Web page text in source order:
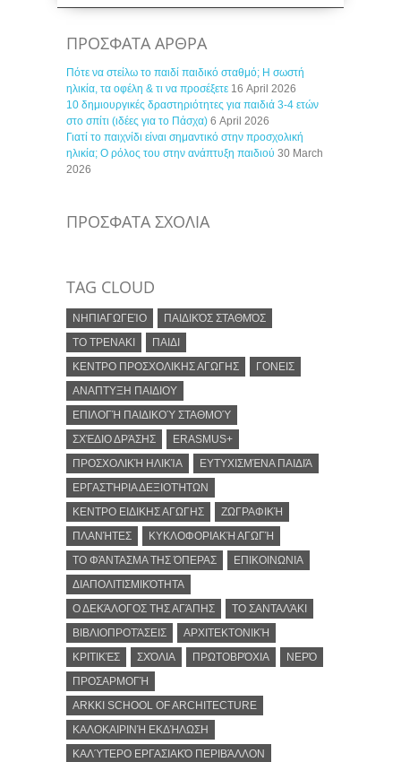
ΠΡΟΣΦΑΤΑ ΑΡΘΡΑ
Πότε να στείλω το παιδί παιδικό σταθμό; Η σωστή
ηλικία, τα οφέλη & τι να προσέξετε 16 April 2026
10 δημιουργικές δραστηριότητες για παιδιά 3-4 ετών
στο σπίτι (ιδέες για το Πάσχα) 6 April 2026
Γιατί το παιχνίδι είναι σημαντικό στην προσχολική
ηλικία; Ο ρόλος του στην ανάπτυξη παιδιού 30 March
2026
ΠΡΟΣΦΑΤΑ ΣΧΟΛΙΑ
TAG CLOUD
ΝΗΠΙΑΓΩΓΕΊΟ
ΠΑΙΔΙΚΌΣ ΣΤΑΘΜΌΣ
ΤΟ ΤΡΕΝΑΚΙ
ΠΑΙΔΙ
ΚΕΝΤΡΟ ΠΡΟΣΧΟΛΙΚΗΣ ΑΓΩΓΗΣ
ΓΟΝΕΙΣ
ΑΝΑΠΤΥΞΗ ΠΑΙΔΙΟΥ
ΕΠΙΛΟΓΉ ΠΑΙΔΙΚΟΎ ΣΤΑΘΜΟΎ
ΣΧΈΔΙΟ ΔΡΆΣΗΣ
ERASMUS+
ΠΡΟΣΧΟΛΙΚΉ ΗΛΙΚΊΑ
ΕΥΤΥΧΙΣΜΈΝΑ ΠΑΙΔΙΆ
ΕΡΓΑΣΤΉΡΙΑ ΔΕΞΙΟΤΉΤΩΝ
ΚΕΝΤΡΟ ΕΙΔΙΚΗΣ ΑΓΩΓΗΣ
ΖΩΓΡΑΦΙΚΉ
ΠΛΑΝΉΤΕΣ
ΚΥΚΛΟΦΟΡΙΑΚΉ ΑΓΩΓΉ
ΤΟ ΦΆΝΤΑΣΜΑ ΤΗΣ ΌΠΕΡΑΣ
ΕΠΙΚΟΙΝΩΝΙΑ
ΔΙΑΠΟΛΙΤΙΣΜΙΚΌΤΗΤΑ
Ο ΔΕΚΆΛΟΓΟΣ ΤΗΣ ΑΓΆΠΗΣ
ΤΟ ΣΑΝΤΑΛΆΚΙ
ΒΙΒΛΙΟΠΡΟΤΆΣΕΙΣ
ΑΡΧΙΤΕΚΤΟΝΙΚΉ
ΚΡΙΤΙΚΈΣ
ΣΧΌΛΙΑ ΠΡΩΤΟΒΡΌΧΙΑ
ΝΕΡΌ
ΠΡΟΣΑΡΜΟΓΉ
ARKKI SCHOOL OF ARCHITECTURE
ΚΑΛΟΚΑΙΡΙΝΉ ΕΚΔΉΛΩΣΗ
ΚΑΛΎΤΕΡΟ ΕΡΓΑΣΙΑΚΌ ΠΕΡΙΒΆΛΛΟΝ